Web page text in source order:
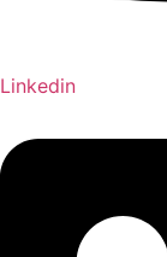
Linkedin